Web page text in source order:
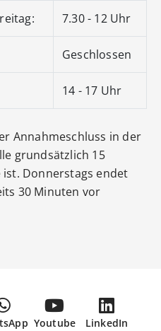
7.30 - 12 Uhr
Geschlossen
14 - 17 Uhr
Annahmeschluss in der
grundsätzlich 15
Donnerstags endet
30 Minuten vor
Youtube LinkedIn